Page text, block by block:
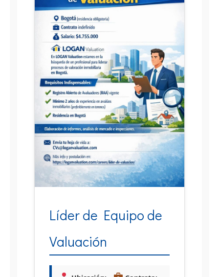
Líder de Equipo de
Valuación